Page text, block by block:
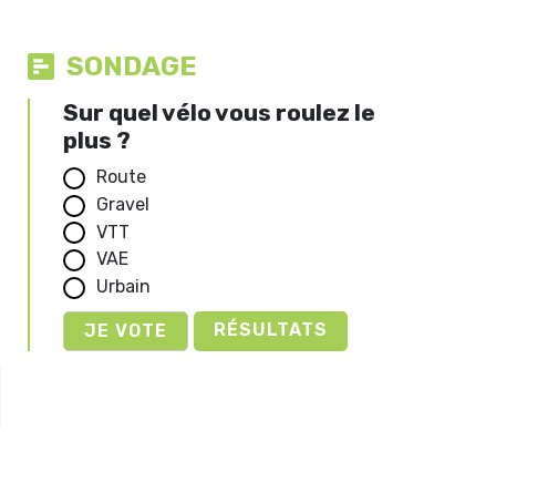
SONDAGE
Sur quel vélo vous roulez le
plus ?
Route
Gravel
VTT
VAE
Urbain
RÉSULTATS